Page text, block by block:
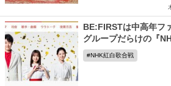
BE:FIRSTは中高年フ
グループだらけの『
NHK紅白歌合戦